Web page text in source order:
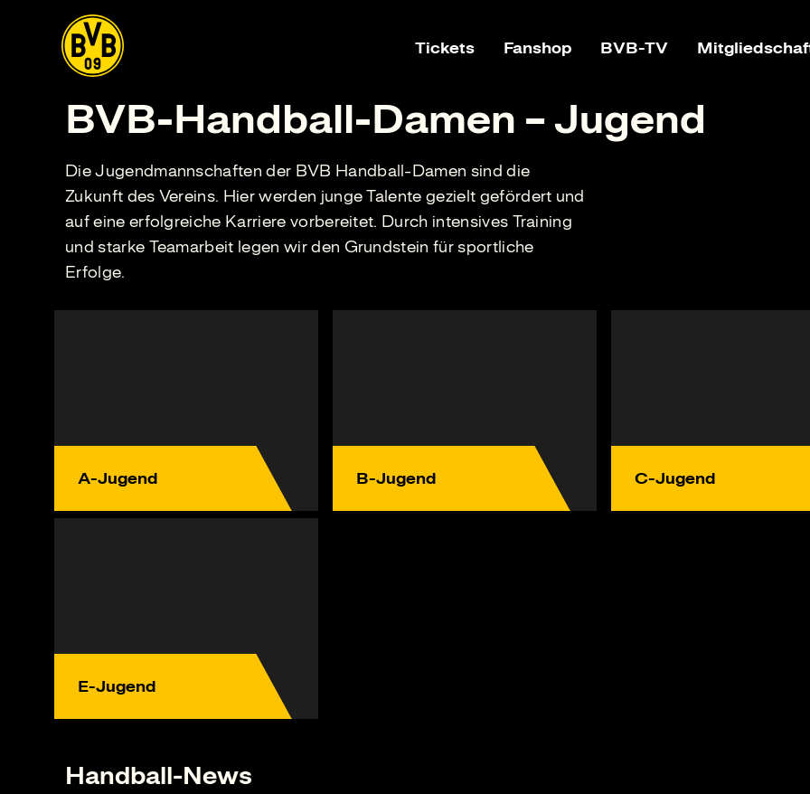
Tickets Fanshop BVB-TV
BVB-Handball-Damen – Jugend
Die Jugendmannschaften der BVB Handball-Damen sind die
Zukunft des Vereins. Hier werden junge Talente gezielt gefördert und
auf eine erfolgreiche Karriere vorbereitet. Durch intensives Training
und starke Teamarbeit legen wir den Grundstein für sportliche
Erfolge.
A-Jugend B-Jugend C-Jugend
E-Jugend
Handball-News